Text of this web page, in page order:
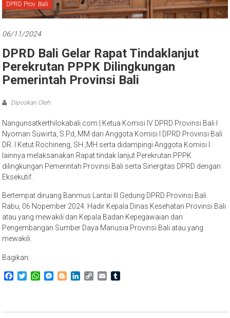
Bali
DPRD Prov. Bali
06/11/2024
DPRD Bali Gelar Rapat Tindaklanjut
Perekrutan PPPK Dilingkungan
Pemerintah Provinsi Bali
Diposkan Oleh:
Nangunsatkerthilokabali.com | Ketua Komisi IV DPRD Provinsi Bali I
Nyoman Suwirta, S.Pd,.MM dan Anggota Komisi I DPRD Provinsi Bali
DR. I Ketut Rochineng, SH.,MH serta didampingi Anggota Komisi I
lainnya melaksanakan Rapat tindak lanjut Perekrutan PPPK
dilingkungan Pemerintah Provinsi Bali serta Sinergitas DPRD dengan
Eksekutif.
Bertempat diruang Banmus Lantai III Gedung DPRD Provinsi Bali.
Rabu, 06 Nopember 2024. Hadir Kepala Dinas Kesehatan Provinsi Bali
atau yang mewakili dan Kepala Badan Kepegawaian dan
Pengembangan Sumber Daya Manusia Provinsi Bali atau yang
mewakili.
Bagikan:
Facebook
TwitterWhatsApp
Messenger
BloggerLinkedIn
CopyEmail